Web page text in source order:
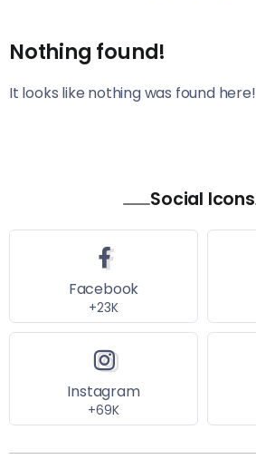
Nothing found!
It looks like nothing was found here!
Social Icons
Facebook
+23K
Instagram
+69K